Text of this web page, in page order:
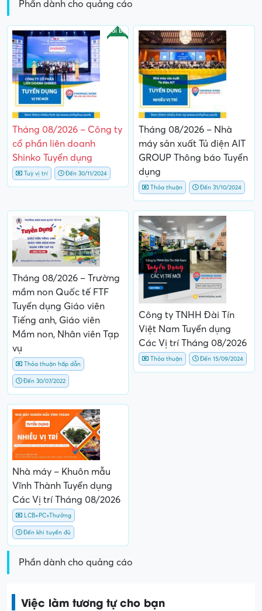
Phần dành cho quảng cáo
Nổi bật
Tháng 08/2026 – Công ty
cổ phần liên doanh
Shinko Tuyển dụng
Tuỳ vị trí Đến 30/11/2024
Tháng 08/2026 – Nhà
máy sản xuất Tủ điện AIT
GROUP Thông báo Tuyển
dụng
Thỏa thuận Đến 31/10/2024
Tháng 08/2026 – Trường
mầm non Quốc tế FTF
Tuyển dụng Giáo viên
Tiếng anh, Giáo viên
Mầm non, Nhân viên Tạp
vụ
Thỏa thuận hấp dẫn
Đến 30/07/2022
Công ty TNHH Đài Tín
Việt Nam Tuyển dụng
Các Vị trí Tháng 08/2026
Thỏa thuận Đến 15/09/2024
Nhà máy – Khuôn mẫu
Vĩnh Thành Tuyển dụng
Các Vị trí Tháng 08/2026
LCB+PC+Thưởng
Đến khi tuyển đủ
Phần dành cho quảng cáo
Việc làm tương tự cho bạn